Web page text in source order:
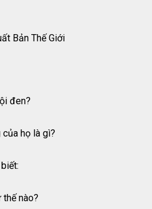
Bản Thế Giới
đen?
họ là gì?
thế nào?